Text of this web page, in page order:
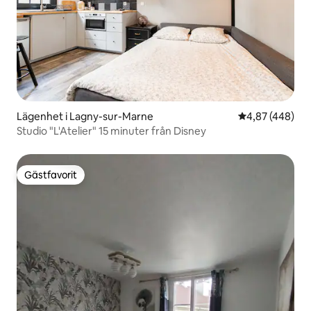
Lägenhet i Lagny-sur-Marne 4,87 av 5 i
4,87 (448)
Studio "L'Atelier" 15 minuter från Disney
Gästfavorit
Gästfavorit